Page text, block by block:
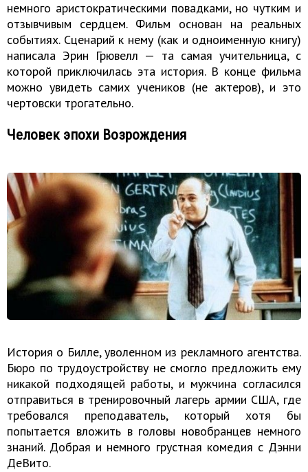
немного аристократическими повадками, но чутким и
отзывчивым сердцем. Фильм основан на реальных
событиях. Сценарий к нему (как и одноименную книгу)
написала Эрин Грювелл — та самая учительница, с
которой приключилась эта история. В конце фильма
можно увидеть самих учеников (не актеров), и это
чертовски трогательно.
Человек эпохи Возрождения
История о Билле, уволенном из рекламного агентства.
Бюро по трудоустройству не смогло предложить ему
никакой подходящей работы, и мужчина согласился
отправиться в тренировочный лагерь армии США, где
требовался преподаватель, который хотя бы
попытается вложить в головы новобранцев немного
знаний. Добрая и немного грустная комедия с Дэнни
ДеВито.